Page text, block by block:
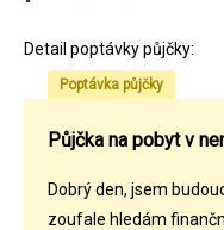
Detail poptávky půjčky:
Poptávka půjčky
Půjčka na pobyt v
Dobrý den, jsem
zoufale hledám